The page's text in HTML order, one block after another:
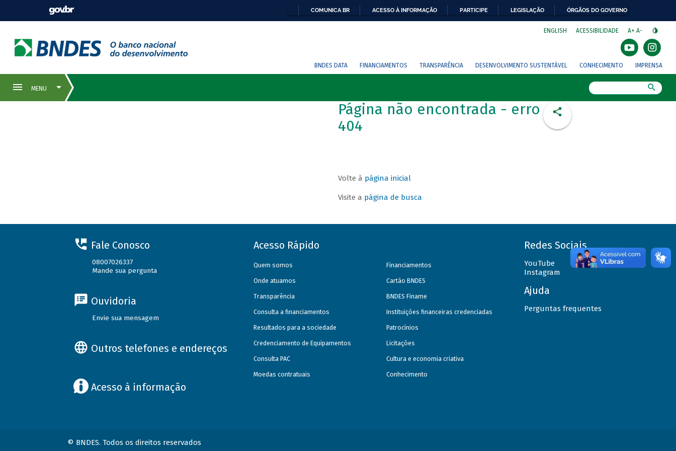
COMUNICA BR ACESSO À INFORMAÇÃO PARTICIPE LEGISLAÇÃO ÓRGÃOS DO GOVERNO
ENGLISH ACESSIBILIDADE A+ A-
BNDES DATA FINANCIAMENTOS TRANSPARÊNCIA DESENVOLVIMENTO SUSTENTÁVEL CONHECIMENTO IMPRENSA
Página não encontrada - erro
404
Volte à página inicial
Visite a página de busca
Fale Conosco
08007026337
Mande sua pergunta
Ouvidoria
Envie sua mensagem
Outros telefones e endereços
Acesso à informação
Acesso Rápido
Quem somos
Onde atuamos
Transparência
Consulta a financiamentos
Resultados para a sociedade
Credenciamento de Equipamentos
Consulta PAC
Moedas contratuais
Financiamentos
Cartão BNDES
BNDES Finame
Instituições financeiras credenciadas
Patrocínios
Licitações
Cultura e economia criativa
Conhecimento
Redes Sociais
YouTube
Instagram
Ajuda
Perguntas frequentes
© BNDES. Todos os direitos reservados